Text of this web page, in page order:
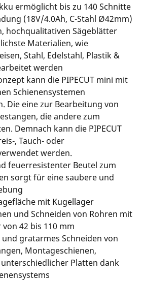
ermöglicht bis zu 140 Schnitte
(18V/4.0Ah, C-Stahl Ø42mm)
hochqualitativen Sägeblätter
Materialien, wie
Stahl, Edelstahl, Plastik &
werden
kann die PIPECUT mini mit
Schienensystemen
Die eine zur Bearbeitung von
die andere zum
Demnach kann die PIPECUT
, Tauch- oder
werden.
feuerresistenter Beutel zum
sorgt für eine saubere und
mit Kugellager
und Schneiden von Rohren mit
42 bis 110 mm
gratarmes Schneiden von
Montageschienen,
Platten dank